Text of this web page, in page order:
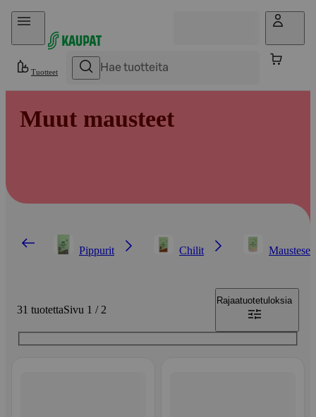
Hyppää sisältöön
Tuotteet
Muut mausteet
Pippurit Chilit
31 tuotettaSivu 1 / 2
Rajaatuotetuloksia